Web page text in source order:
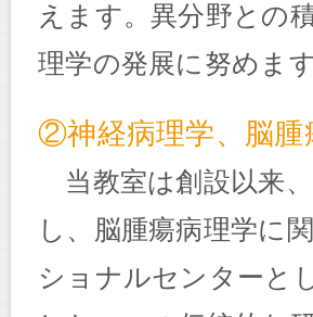
えます。異分野との
理学の発展に努めます
②神経病理学、脳腫
当教室は創設以来
し、脳腫瘍病理学に
ショナルセンターと